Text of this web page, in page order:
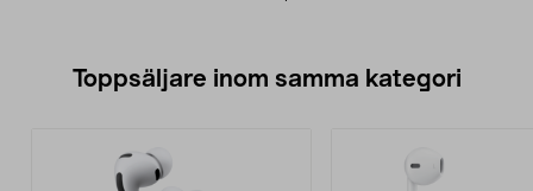
Toppsäljare inom samma kategori